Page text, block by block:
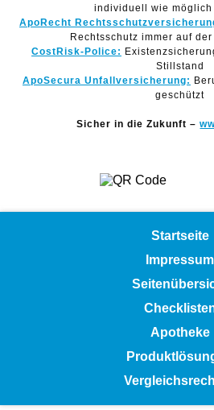
individuell wie möglich
ApoRecht
Rechtsschutz immer auf
CostRisk-Police:
Stillstand
ApoSecura Unfallversicherung:
geschützt
Sicher in die Zukunft –
Startseite
Impressum
Apotheke